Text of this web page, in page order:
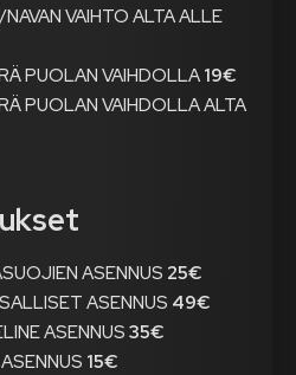
VAIHTO ALTA ALLE
PUOLAN VAIHDOLLA19€
PUOLAN VAIHDOLLA ALTA
ASENNUS 25€
ASENNUS 49€
ASENNUS 35€
15€